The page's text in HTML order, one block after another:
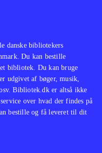
danske bibliotekers
Du kan bestille
bibliotek. Du kan bruge
udgivet af bøger, musik,
Bibliotek.dk er altså ikke
over hvad der findes på
bestille og få leveret til dit